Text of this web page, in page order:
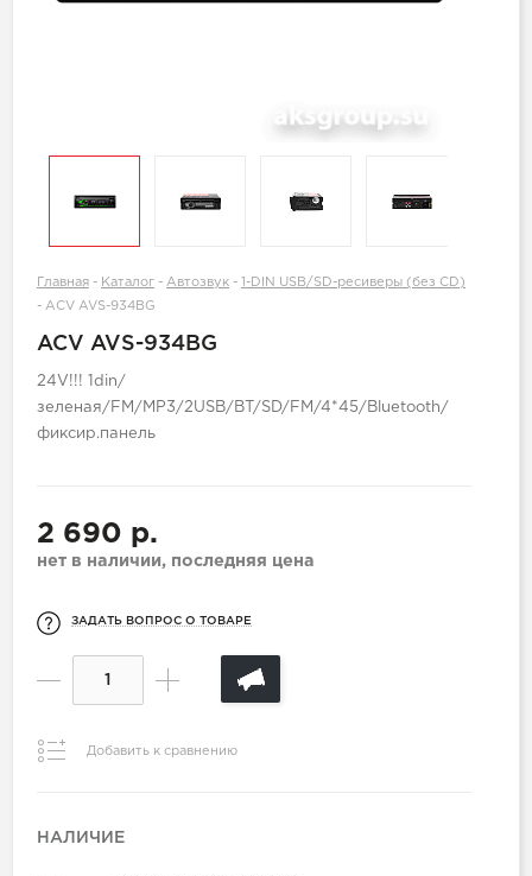
Главная - Каталог - Автозвук -
1-DIN USB/SD-ресиверы (без CD)
- ACV AVS-934BG
ACV AVS-934BG
24V!!! 1din/
зеленая/FM/MP3/2USB/BT/SD/FM/4*45/Bluetooth/
фиксир.панель
2 690 р.
нет в наличии, последняя цена
ЗАДАТЬ ВОПРОС О ТОВАРЕ
Добавить к сравнению
НАЛИЧИЕ